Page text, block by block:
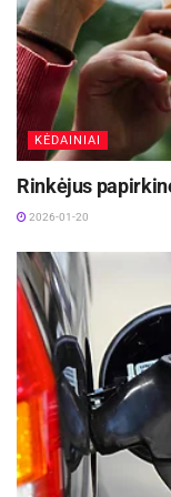
rinks
pristatė ir
kad tie, kurie
balsuoja ir už
Programa
remiantis
prognozėmis į
Lietuvos
emigracija. Ją
KĖDAINIAI
Rinkėjus
2026-01-20